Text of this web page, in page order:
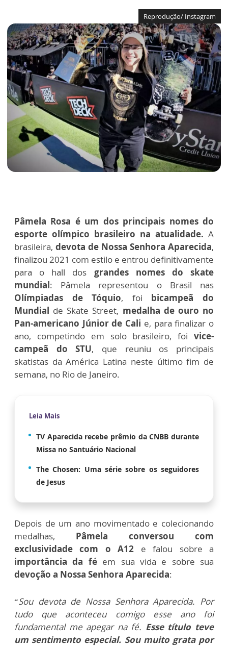
Reprodução/ Instagram
Pâmela Rosa é um dos principais nomes do
esporte olímpico brasileiro na atualidade. A
brasileira, devota de Nossa Senhora Aparecida,
finalizou 2021 com estilo e entrou definitivamente
para o hall dos grandes nomes do skate
mundial: Pâmela representou o Brasil nas
Olímpiadas de Tóquio, foi bicampeã do
Mundial de Skate Street, medalha de ouro no
Pan-americano Júnior de Cali e, para finalizar o
ano, competindo em solo brasileiro, foi vice-
campeã do STU, que reuniu os principais
skatistas da América Latina neste último fim de
semana, no Rio de Janeiro.
Leia Mais
TV Aparecida recebe prêmio da CNBB durante
Missa no Santuário Nacional
The Chosen: Uma série sobre os seguidores
de Jesus
Depois de um ano movimentado e colecionando
medalhas, Pâmela conversou com
exclusividade com o A12 e falou sobre a
importância da féem sua vida e sobre sua
devoção a Nossa Senhora Aparecida:
“Sou devota de Nossa Senhora Aparecida. Por
tudo que aconteceu comigo esse ano foi
fundamental me apegar na fé. Esse título teve
um sentimento especial. Sou muito grata por